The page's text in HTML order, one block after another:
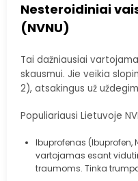
Nesteroidiniai
(NVNU)
Tai dažniausiai
skausmui. Jie veikia
2), atsakingus už
Populiariausi Lietuvoje
Ibuprofenas (Ibuprofen,
vartojamas esant
traumoms. Tinka